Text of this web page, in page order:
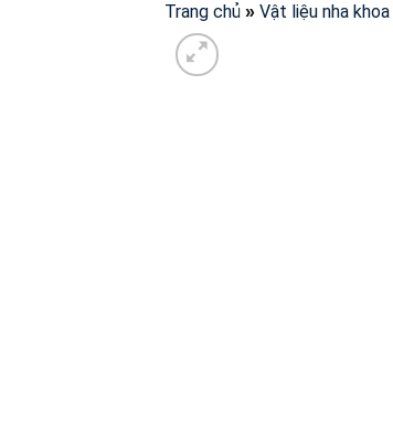
Trang chủ »Vật liệu nha khoa